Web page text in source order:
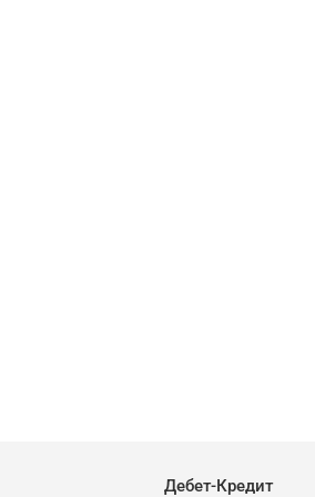
Дебет-Кредит